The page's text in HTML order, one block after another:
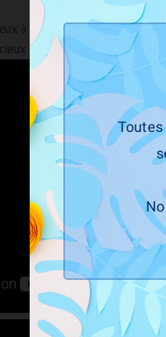
à valves/clapets: 260 KW /
à valves/clapets: 331 KW